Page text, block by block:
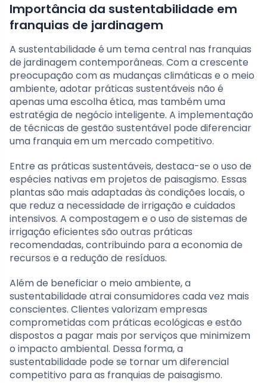
Importância da sustentabilidade em
franquias de jardinagem
A sustentabilidade é um tema central nas franquias
de jardinagem contemporâneas. Com a crescente
preocupação com as mudanças climáticas e o meio
ambiente, adotar práticas sustentáveis não é
apenas uma escolha ética, mas também uma
estratégia de negócio inteligente. A implementação
de técnicas de gestão sustentável pode diferenciar
uma franquia em um mercado competitivo.
Entre as práticas sustentáveis, destaca-se o uso de
espécies nativas em projetos de paisagismo. Essas
plantas são mais adaptadas às condições locais, o
que reduz a necessidade de irrigação e cuidados
intensivos. A compostagem e o uso de sistemas de
irrigação eficientes são outras práticas
recomendadas, contribuindo para a economia de
recursos e a redução de resíduos.
Além de beneficiar o meio ambiente, a
sustentabilidade atrai consumidores cada vez mais
conscientes. Clientes valorizam empresas
comprometidas com práticas ecológicas e estão
dispostos a pagar mais por serviços que minimizem
o impacto ambiental. Dessa forma, a
sustentabilidade pode se tornar um diferencial
competitivo para as franquias de paisagismo.